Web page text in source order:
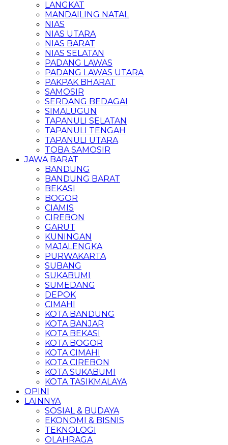
LANGKAT
MANDAILING NATAL
NIAS
NIAS UTARA
NIAS BARAT
NIAS SELATAN
PADANG LAWAS
PADANG LAWAS UTARA
PAKPAK BHARAT
SAMOSIR
SERDANG BEDAGAI
SIMALUGUN
TAPANULI SELATAN
TAPANULI TENGAH
TAPANULI UTARA
TOBA SAMOSIR
JAWA BARAT
BANDUNG
BANDUNG BARAT
BEKASI
BOGOR
CIAMIS
CIREBON
GARUT
KUNINGAN
MAJALENGKA
PURWAKARTA
SUBANG
SUKABUMI
SUMEDANG
DEPOK
CIMAHI
KOTA BANDUNG
KOTA BANJAR
KOTA BEKASI
KOTA BOGOR
KOTA CIMAHI
KOTA CIREBON
KOTA SUKABUMI
KOTA TASIKMALAYA
OPINI
LAINNYA
SOSIAL & BUDAYA
EKONOMI & BISNIS
TEKNOLOGI
OLAHRAGA